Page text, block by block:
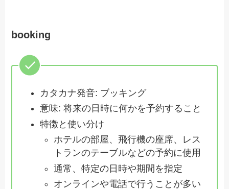
booking
カタカナ発音: ブッキング
意味: 将来の日時に何かを予約すること
特徴と使い分け
ホテルの部屋、飛行機の座席、レス
トランのテーブルなどの予約に使用
通常、特定の日時や期間を指定
オンラインや電話で行うことが多い